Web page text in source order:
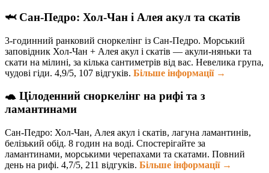
🦈 Сан-Педро: Хол-Чан і Алея акул та скатів
3-годинний ранковий сноркелінг із Сан-Педро. Морський
заповідник Хол-Чан + Алея акул і скатів — акули-няньки та
скати на мілині, за кілька сантиметрів від вас. Невелика група,
чудові гіди. 4,9/5, 107 відгуків. Більше інформації →
🐢 Цілоденний сноркелінг на рифі та з
ламантинами
Сан-Педро: Хол-Чан, Алея акул і скатів, лагуна ламантинів,
белізький обід. 8 годин на воді. Спостерігайте за
ламантинами, морськими черепахами та скатами. Повний
день на рифі. 4,7/5, 211 відгуків. Більше інформації →